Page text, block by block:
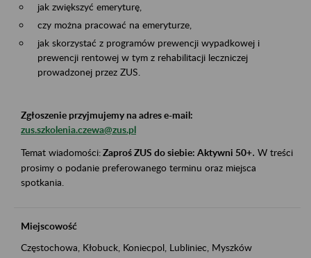
jak zwiększyć emeryturę,
czy można pracować na emeryturze,
jak skorzystać z programów prewencji wypadkowej i
prewencji rentowej w tym z rehabilitacji leczniczej
prowadzonej przez ZUS.
Zgłoszenie przyjmujemy na adres e-mail:
zus.szkolenia.czewa@zus.pl
Temat wiadomości:Zaproś ZUS do siebie: Aktywni 50+. W treści
prosimy o podanie preferowanego terminu oraz miejsca
spotkania.
Miejscowość
Częstochowa, Kłobuck, Koniecpol, Lubliniec, Myszków